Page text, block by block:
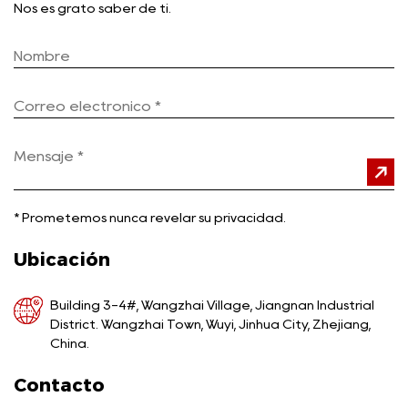
Nos es grato saber de ti.
* Prometemos nunca revelar su privacidad.
Ubicación
Building 3-4#, Wangzhai Village, Jiangnan Industrial
District. Wangzhai Town, Wuyi, Jinhua City, Zhejiang,
China.
Contacto